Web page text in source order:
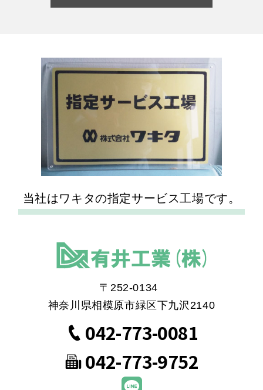
当社はワキタの指定サービス工場です。
〒252-0134
神奈川県相模原市緑区下九沢2140
042-773-0081
042-773-9752